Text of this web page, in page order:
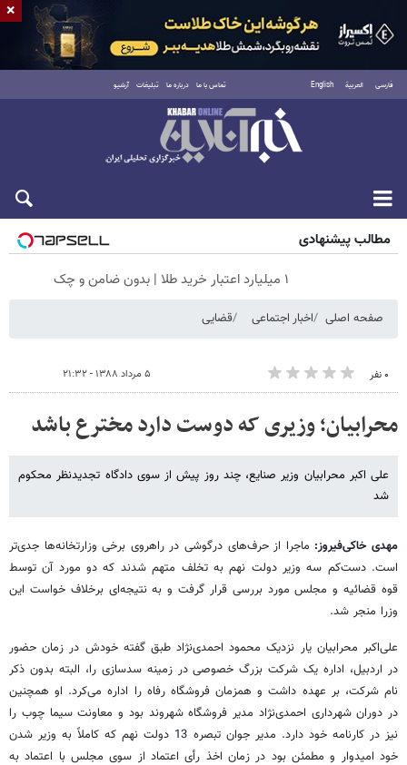
فارسی العربية English تماس با ما درباره ما تبلیغات آرشیو
پنجشنبه ۱۵ مرداد ۱۴۰۵
مطالب پیشنهادی
۱ میلیارد اعتبار خرید طلا | بدون ضامن و چک
صفحه اصلی اخبار اجتماعی قضایی
۰ نفر ۵ مرداد ۱۳۸۸ - ۲۱:۳۲
محرابیان؛ وزیری که دوست دارد مخترع باشد
علی اکبر محرابیان وزیر صنایع، چند روز پیش از سوی دادگاه تجدید‌نظر محکوم
شد
مهدی خاکی‌فیروز: ماجرا از حرف‌های درگوشی در راهروی برخی وزارتخانه‌ها جدی‌تر
است. دست‌کم سه وزیر دولت نهم به تخلف متهم شدند که دو مورد آن توسط
قوه قضائیه و مجلس مورد بررسی قرار گرفت و به نتیجه‌ای برخلاف خواست این
وزرا منجر شد.
علی‌اکبر محرابیان یار نزدیک محمود احمدی‌نژاد طبق گفته خودش در زمان حضور
در اردبیل، اداره یک شرکت بزرگ خصوصی در زمینه سد‌سازی را، البته بدون ذکر
نام شرکت، بر عهده داشت و همزمان فروشگاه رفاه را اداره می‌کرد. او همچنین
در دوران شهرداری احمدی‌نژاد مدیر فروشگاه شهروند بود و معاونت سیما چوب را
نیز در کارنامه خود دارد. مدیر جوان تبصره 13 دولت نهم که کاملاً به وزیر شدن
خود امیدوار و مطمئن بود در زمان اخذ رأی اعتماد از سوی مجلس با اعتماد به
×